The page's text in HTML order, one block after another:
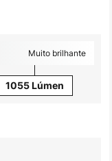
Muito brilhante
1055 Lúmen